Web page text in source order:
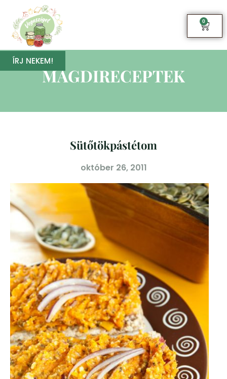
0
ÍRJ NEKEM!
MAGDIRECEPTEK
Sütőtökpástétom
október 26, 2011